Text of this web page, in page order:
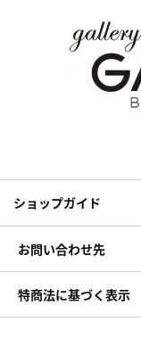
ショップガイド
お問い合わせ先
特商法に基づく表示